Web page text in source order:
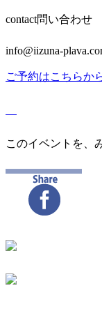
contact問い合わせ
info@iizuna-
ご予約はこちらか
このイベントを、